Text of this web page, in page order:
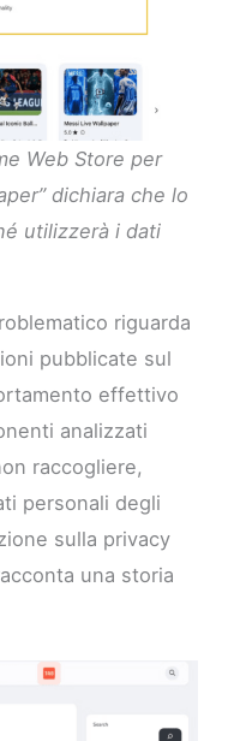
Web Store per
dichiara che lo
utilizzerà i dati
riguarda
pubblicate sul
effettivo
analizzati
raccogliere,
personali degli
sulla privacy
una storia